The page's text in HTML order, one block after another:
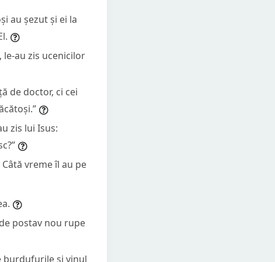
au șezut și ei la
le-au zis ucenicilor
de doctor, ci cei
zis lui Isus:
vreme îl au pe
postav nou rupe
burdufurile și vinul